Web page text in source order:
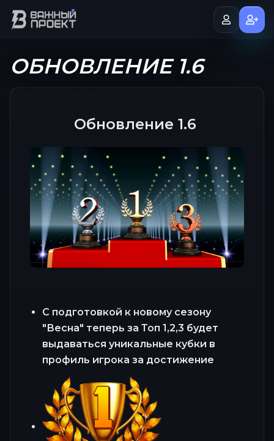
ОБНОВЛЕНИЕ 1.6
Обновление 1.6
С подготовкой к новому сезону
"Весна" теперь за Топ 1,2,3 будет
выдаваться уникальные кубки в
профиль игрока за достижение